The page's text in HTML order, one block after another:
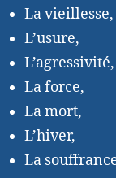
La vieillesse,
L’usure,
L’agressivité,
La force,
La mort,
L’hiver,
La